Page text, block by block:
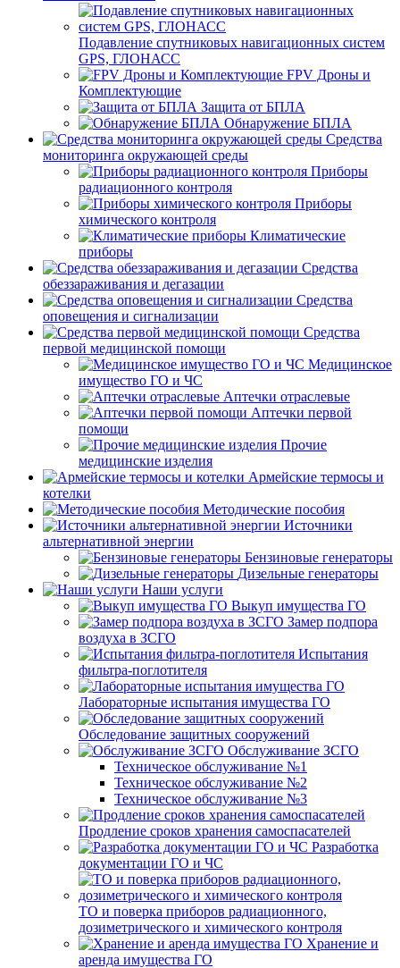
Подавление спутниковых навигационных систем
GPS, ГЛОНАСС
FPV Дроны и
Комплектующие
Защита от БПЛА
Обнаружение БПЛА
Средства
мониторинга окружающей среды
Приборы
радиационного контроля
Приборы
химического контроля
Климатические
приборы
Средства
обеззараживания и дегазации
Средства
оповещения и сигнализации
Средства
первой медицинской помощи
Медицинское
имущество ГО и ЧС
Аптечки отраслевые
Аптечки первой
помощи
Прочие
медицинские изделия
Армейские термосы и
котелки
Методические пособия
Источники
альтернативной энергии
Бензиновые генераторы
Дизельные генераторы
Наши услуги
Выкуп имущества ГО
Замер подпора
воздуха в ЗСГО
Испытания
фильтра-поглотителя
Лабораторные испытания имущества ГО
Обследование защитных сооружений
Обслуживание ЗСГО
Техническое обслуживание №1
Техническое обслуживание №2
Техническое обслуживание №3
Продление сроков хранения самоспасателей
Разработка
документации ГО и ЧС
ТО и поверка приборов радиационного,
дозиметрического и химического контроля
Хранение и
аренда имущества ГО